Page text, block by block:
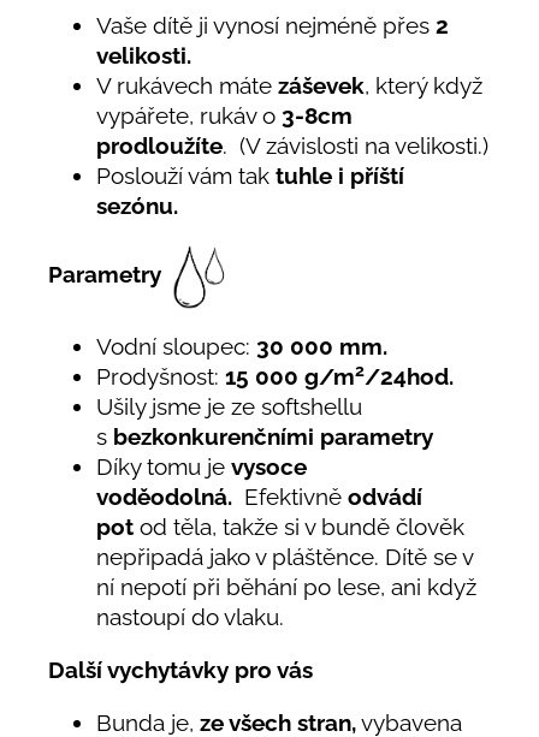
Vaše dítě ji vynosí nejméně přes 2
velikosti.
V rukávech máte záševek, který když
vypářete, rukáv o 3-8cm
prodloužíte. (V závislosti na velikosti.)
Poslouží vám tak tuhle i příští
sezónu.
Parametry
Vodní sloupec: 30 000 mm.
Prodyšnost: 15 000 g/m2/24hod.
Ušily jsme je ze softshellu
s bezkonkurenčními parametry
Díky tomu je vysoce
voděodolná. Efektivně odvádí
pot od těla, takže si v bundě člověk
nepřipadá jako v pláštěnce. Dítě se v
ní nepotí při běhání po lese, ani když
nastoupí do vlaku.
Další vychytávky pro vás
Bunda je, ze všech stran,vybavena